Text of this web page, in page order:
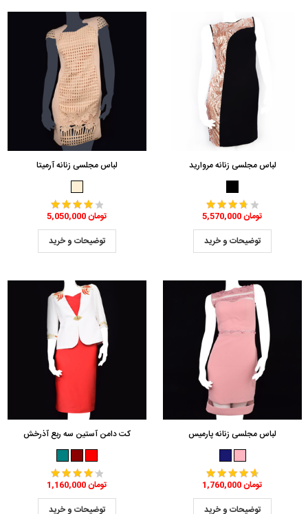
لباس مجلسی زنانه مروارید
5,570,000 تومان
توضیحات و خرید
لباس مجلسی زنانه آرمیتا
5,050,000 تومان
توضیحات و خرید
لباس مجلسی زنانه پارمیس
1,760,000 تومان
توضیحات و خرید
کت دامن آستین سه ربع آذرخش
1,160,000 تومان
توضیحات و خرید